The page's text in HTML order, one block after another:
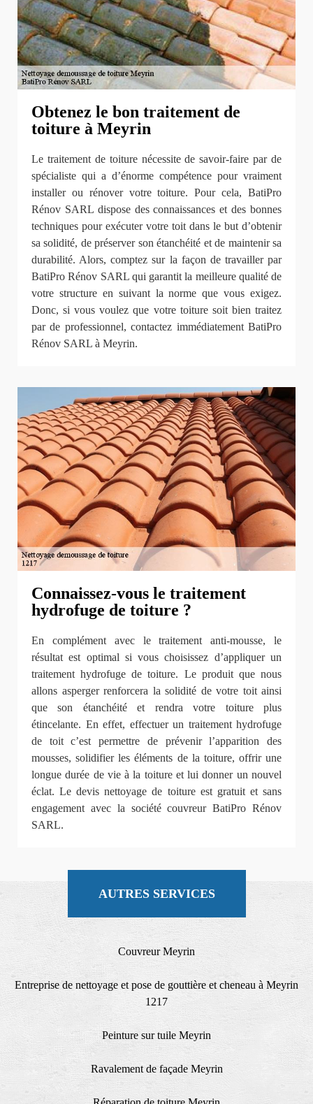
Obtenez le bon traitement de
toiture à Meyrin
Le traitement de toiture nécessite de savoir-faire par de
spécialiste qui a d’énorme compétence pour vraiment
installer ou rénover votre toiture. Pour cela, BatiPro
Rénov SARL dispose des connaissances et des bonnes
techniques pour exécuter votre toit dans le but d’obtenir
sa solidité, de préserver son étanchéité et de maintenir sa
durabilité. Alors, comptez sur la façon de travailler par
BatiPro Rénov SARL qui garantit la meilleure qualité de
votre structure en suivant la norme que vous exigez.
Donc, si vous voulez que votre toiture soit bien traitez
par de professionnel, contactez immédiatement BatiPro
Rénov SARL à Meyrin.
Connaissez-vous le traitement
hydrofuge de toiture ?
En complément avec le traitement anti-mousse, le
résultat est optimal si vous choisissez d’appliquer un
traitement hydrofuge de toiture. Le produit que nous
allons asperger renforcera la solidité de votre toit ainsi
que son étanchéité et rendra votre toiture plus
étincelante. En effet, effectuer un traitement hydrofuge
de toit c’est permettre de prévenir l’apparition des
mousses, solidifier les éléments de la toiture, offrir une
longue durée de vie à la toiture et lui donner un nouvel
éclat. Le devis nettoyage de toiture est gratuit et sans
engagement avec la société couvreur BatiPro Rénov
SARL.
AUTRES SERVICES
Couvreur Meyrin
Entreprise de nettoyage et pose de gouttière et cheneau à Meyrin
1217
Peinture sur tuile Meyrin
Ravalement de façade Meyrin